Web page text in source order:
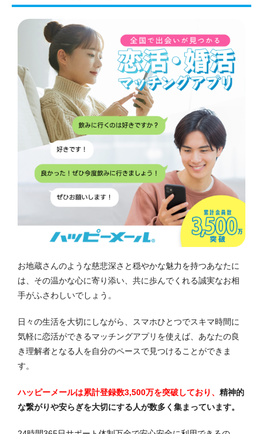
お地蔵さんのような慈悲深さと穏やかな魅力を持つあなたに
は、その温かな心に寄り添い、共に歩んでくれる誠実なお相
手がふさわしいでしょう。
日々の生活を大切にしながら、スマホひとつでスキマ時間に
気軽に恋活ができるマッチングアプリを使えば、あなたの良
き理解者となる人を自分のペースで見つけることができま
す。
ハッピーメールは累計登録数3,500万を突破しており、 精神的
な繋がりや安らぎを大切にする人が数多く集まっています。